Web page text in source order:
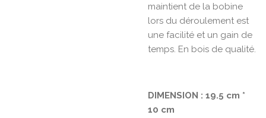
maintient de la bobine
lors du déroulement est
une facilité et un gain de
temps. En bois de qualité.
DIMENSION : 19.5 cm *
10 cm